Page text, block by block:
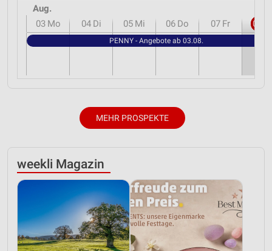
Aug.
03 Mo 04 Di 05 Mi 06 Do 07 Fr 08
PENNY - Angebote ab 03.08.
MEHR PROSPEKTE
weekli Magazin